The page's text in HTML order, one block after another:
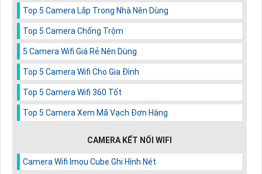
Top 5 Camera Lắp Trong Nhà Nên Dùng
Top 5 Camera Chống Trộm
5 Camera Wifi Giá Rẻ Nên Dùng
Top 5 Camera Wifi Cho Gia Đình
Top 5 Camera Wifi 360 Tốt
Top 5 Camera Xem Mã Vạch Đơn Hàng
CAMERA KẾT NỐI WIFI
Camera Wifi Imou Cube Ghi Hình Nét